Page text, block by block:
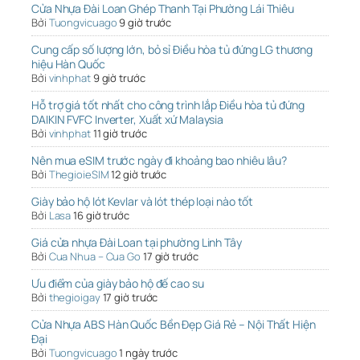
Cửa Nhựa Đài Loan Ghép Thanh Tại Phường Lái Thiêu
Bởi Tuongvicuago9 giờ trước
Cung cấp số lượng lớn, bỏ sỉ Điều hòa tủ đứng LG thương
hiệu Hàn Quốc
Bởi vinhphat9 giờ trước
Hỗ trợ giá tốt nhất cho công trình lắp Điều hòa tủ đứng
DAIKIN FVFC Inverter, Xuất xứ Malaysia
Bởi vinhphat11 giờ trước
Nên mua eSIM trước ngày đi khoảng bao nhiêu lâu?
Bởi ThegioieSIM12 giờ trước
Giày bảo hộ lót Kevlar và lót thép loại nào tốt
Bởi Lasa16 giờ trước
Giá cửa nhựa Đài Loan tại phường Linh Tây
Bởi Cua Nhua – Cua Go 17 giờ trước
Ưu điểm của giày bảo hộ đế cao su
Bởi thegioigay17 giờ trước
Cửa Nhựa ABS Hàn Quốc Bền Đẹp Giá Rẻ – Nội Thất Hiện
Đại
Bởi Tuongvicuago1 ngày trước